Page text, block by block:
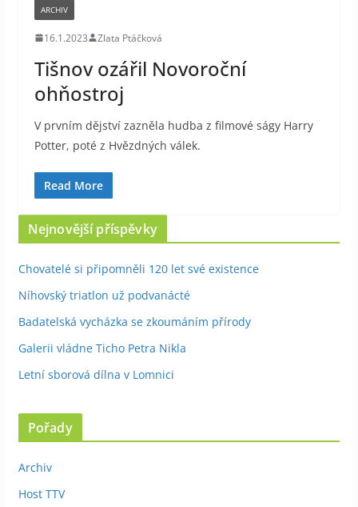
ARCHIV
16.1.2023 Zlata Ptáčková
Tišnov ozářil Novoroční
ohňostroj
V prvním dějství zazněla hudba z filmové ságy Harry
Potter, poté z Hvězdných válek.
Read More
Nejnovější příspěvky
Chovatelé si připomněli 120 let své existence
Níhovský triatlon už podvanácté
Badatelská vycházka se zkoumáním přírody
Galerii vládne Ticho Petra Nikla
Letní sborová dílna v Lomnici
Pořady
Archiv
Host TTV